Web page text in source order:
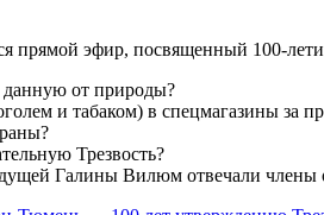
прямой эфир, посвященный 100-
данную от природы?
и табаком) в спецмагазины за
Трезвость?
Галины Вилюм отвечали